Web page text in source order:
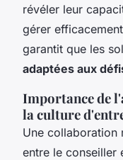
révéler leur
gérer
garantit que les
adaptées aux
Importance de
la culture
Une collaboration
entre le conseiller